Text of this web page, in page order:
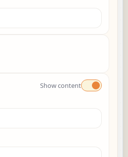
Show content